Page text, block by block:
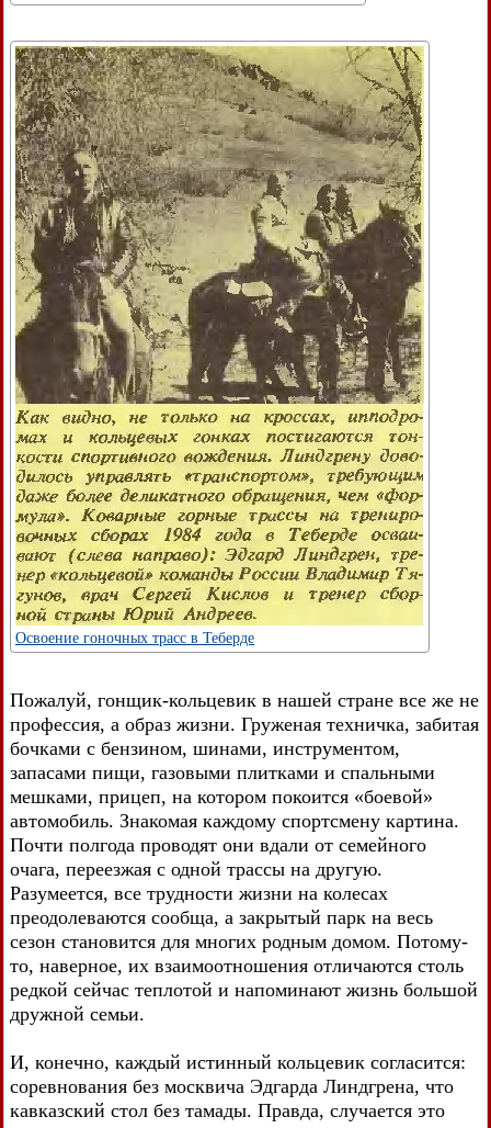
Освоение гоночных трасс в Теберде
Пожалуй, гонщик-кольцевик в нашей стране все же не
профессия, а образ жизни. Груженая техничка, забитая
бочками с бензином, шинами, инструментом,
запасами пищи, газовыми плитками и спальными
мешками, прицеп, на котором покоится «боевой»
автомобиль. Знакомая каждому спортсмену картина.
Почти полгода проводят они вдали от семейного
очага, переезжая с одной трассы на другую.
Разумеется, все трудности жизни на колесах
преодолеваются сообща, а закрытый парк на весь
сезон становится для многих родным домом. Потому-
то, наверное, их взаимоотношения отличаются столь
редкой сейчас теплотой и напоминают жизнь большой
дружной семьи.
И, конечно, каждый истинный кольцевик согласится:
соревнования без москвича Эдгарда Линдгрена, что
кавказский стол без тамады. Правда, случается это